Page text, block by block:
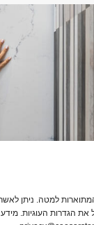
למטה. ניתן
הגדרות העוגיות. מידע